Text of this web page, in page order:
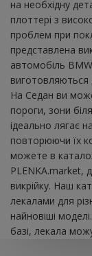
на необхідну
плоттері з
проблем при
представлена
автомобіль
виготовляються
На Седан ви
пороги, зони
ідеально лягає
повторюючи їх
можете в
PLENKA.market,
викрійку. Наш
лекалами для
найновіші
базі, лекала